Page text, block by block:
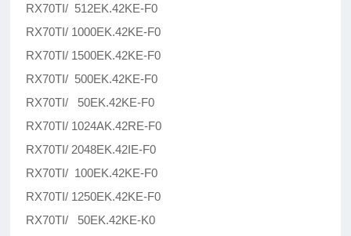
RX70TI/ 512EK.42KE-F0
RX70TI/ 1000EK.42KE-F0
RX70TI/ 1500EK.42KE-F0
RX70TI/ 500EK.42KE-F0
RX70TI/ 50EK.42KE-F0
RX70TI/ 1024AK.42RE-F0
RX70TI/ 2048EK.42IE-F0
RX70TI/ 100EK.42KE-F0
RX70TI/ 1250EK.42KE-F0
RX70TI/ 50EK.42KE-K0